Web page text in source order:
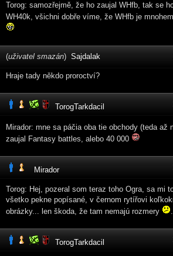
Torog: samozřejmě, že ho zaujal WHfb, tak se
WH40k, všichni dobře víme, že WHfb je
(uživatel smazán) Sajdalak
Hraje tady někdo proroctví?
TorogTarkdacil
Mirador: mne sa páčia oba tie obchody (teda až
zaujal Fantasy battles, alebo 40 000
Mirador
Torog: Hej, pozeral som teraz toho Ogra, sa mi
všetko pekne popísané, v černom rytířovi
obrázky... len škoda, že tam nemajú rozmery
.
TorogTarkdacil